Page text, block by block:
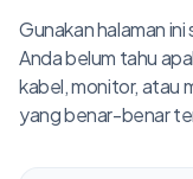
Gunakan halaman
Anda belum tahu
kabel, monitor, atau
yang benar-benar